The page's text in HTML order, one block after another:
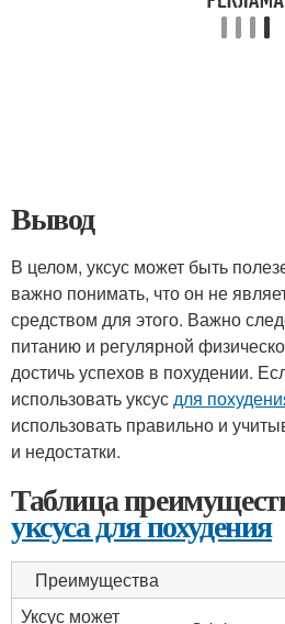
Вывод
В целом, уксус может быть
важно понимать, что он не
средством для этого. Важно
питанию и регулярной
достичь успехов в похудении.
использовать уксусдля
использовать правильно и
и недостатки.
Таблица
уксуса для похудения
Преимущества
Уксус может